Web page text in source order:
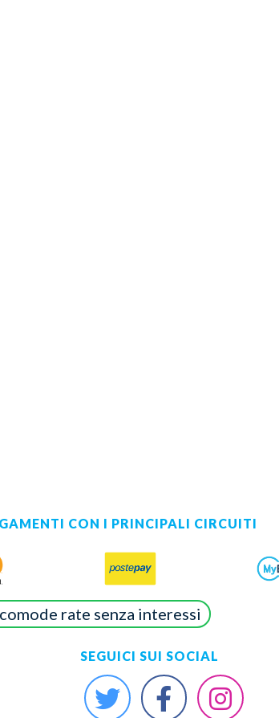
CON I PRINCIPALI CIRCUITI
rate senza interessi
SEGUICI SUI SOCIAL